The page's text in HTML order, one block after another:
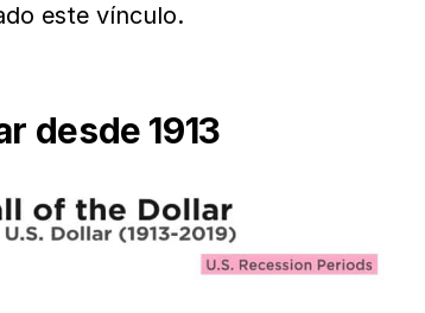
este vínculo.
desde 1913